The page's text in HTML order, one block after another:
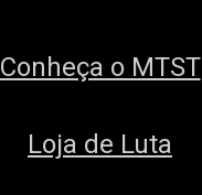
Conheça o MTST
Loja de Luta